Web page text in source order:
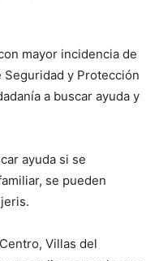
mayor incidencia de
y Protección
a buscar ayuda y
ayuda si se
se pueden
Villas del